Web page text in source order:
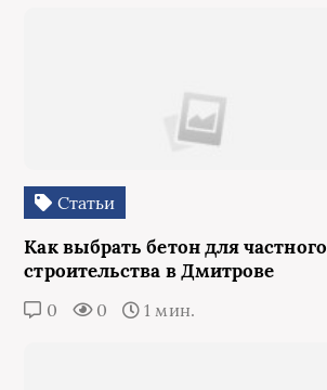
Статьи
Как выбрать бетон для частного
строительства в Дмитрове
0 0 1 мин.